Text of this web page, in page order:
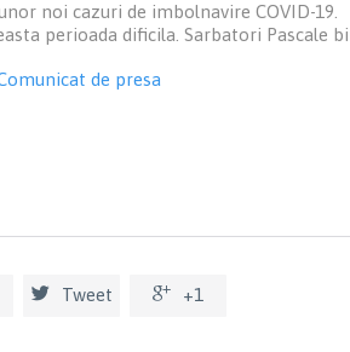
noi cazuri de imbolnavire COVID-19.
perioada dificila. Sarbatori Pascale
de presa
 Tweet  +1